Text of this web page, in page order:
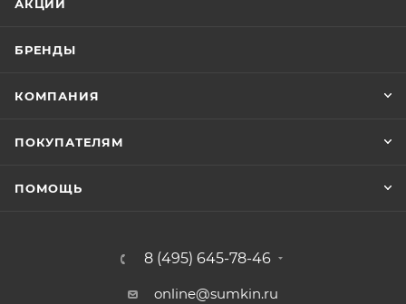
АКЦИИ
БРЕНДЫ
КОМПАНИЯ
ПОКУПАТЕЛЯМ
ПОМОЩЬ
8 (495) 645-78-46
online@sumkin.ru